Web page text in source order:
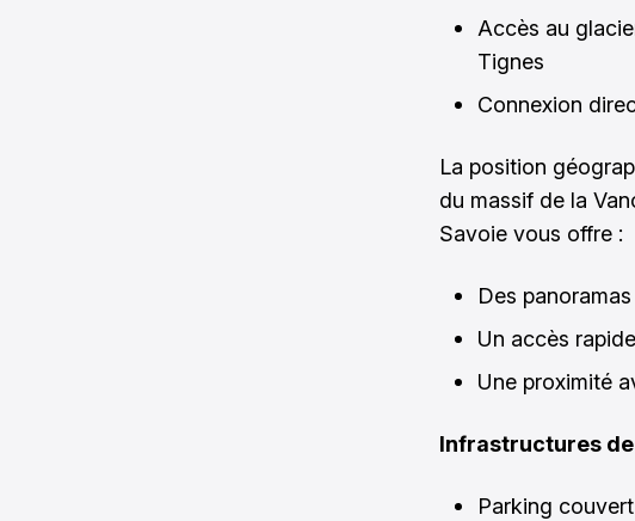
Accès au
Tignes
Connexion
La position
du massif de la
Savoie vous offre :
Des
Un accès
Une proximité
Infrastructures
Parking